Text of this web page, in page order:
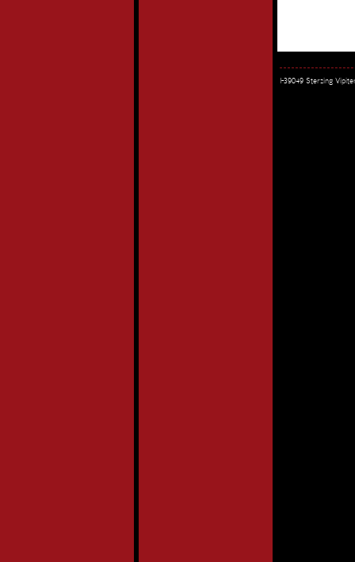
I-39049 Sterzing